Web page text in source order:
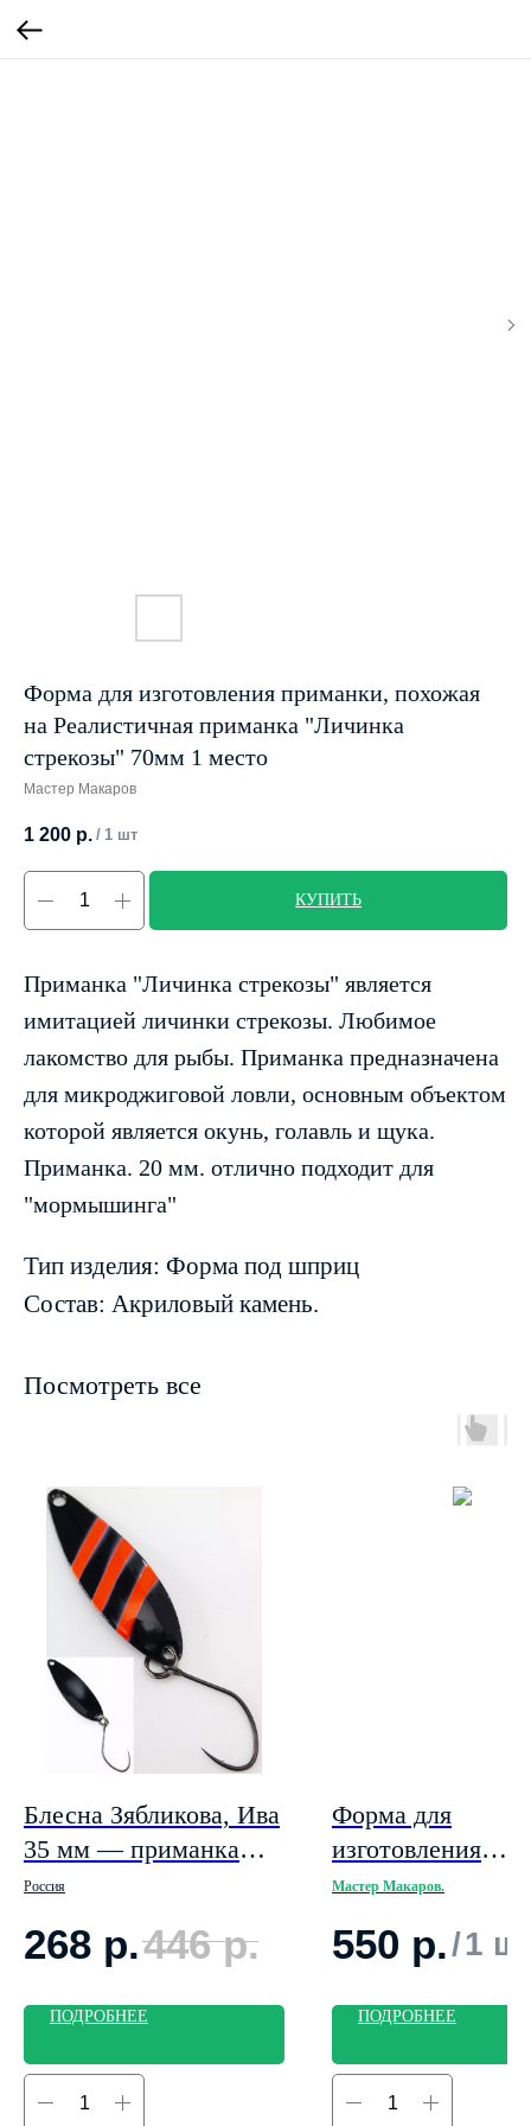
Форма для изготовления приманки, похожая
на Реалистичная приманка "Личинка
стрекозы" 70мм 1 место
Мастер Макаров
1 200 р. / 1 шт
КУПИТЬ
Приманка "Личинка стрекозы" является
имитацией личинки стрекозы. Любимое
лакомство для рыбы. Приманка предназначена
для микроджиговой ловли, основным объектом
которой является окунь, голавль и щука.
Приманка. 20 мм. отлично подходит для
"мормышинга"
Тип изделия: Форма под шприц
Состав: Акриловый камень.
Посмотреть все
Блесна Зябликова, Ива
35 мм — приманка
колебалка ультралайт
Россия
268 р.446 р.
ПОДРОБНЕЕ
Форма для
изготовления
приманки,
3'' 76мм 1 место
Мастер Макаров.
550 р./1
ПОДРОБНЕЕ